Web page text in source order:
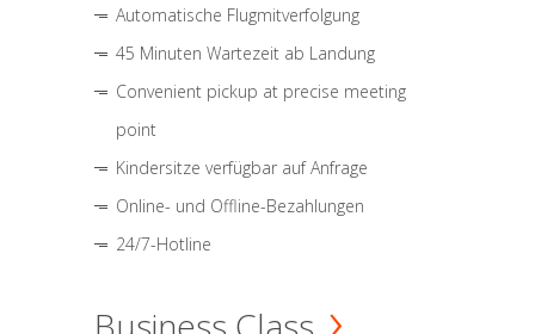
Automatische Flugmitverfolgung
45 Minuten Wartezeit ab Landung
Convenient pickup at precise meeting
point
Kindersitze verfügbar auf Anfrage
Online- und Offline-Bezahlungen
24/7-Hotline